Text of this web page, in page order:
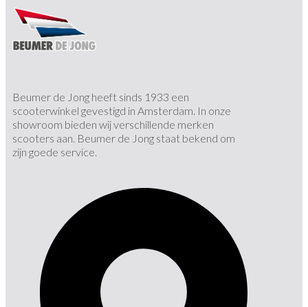
Beumer de Jong heeft sinds 1933 een
scooterwinkel gevestigd in Amsterdam. In onze
showroom bieden wij verschillende merken
scooters aan. Beumer de Jong staat bekend om
zijn goede service.